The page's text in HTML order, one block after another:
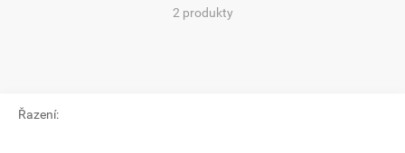
2 produkty
Řazení: